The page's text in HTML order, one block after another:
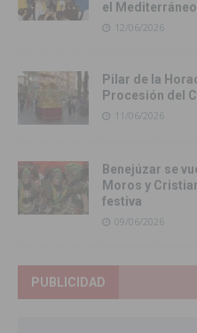
el Mediterráneo
12/06/2026
Pilar de la
Procesión del
11/06/2026
Benejúzar se
Moros y
festiva
09/06/2026
PUBLICIDAD